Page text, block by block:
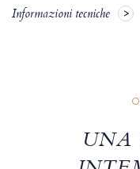
Informazioni tecniche
UNA